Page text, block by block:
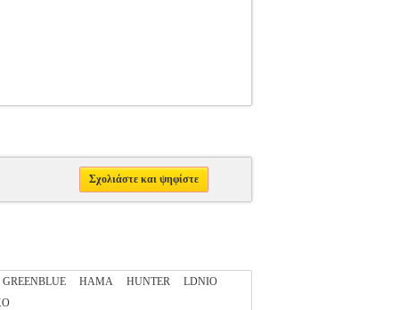
Σχολιάστε και ψηφίστε
GREENBLUE HAMA HUNTER
LDNIO